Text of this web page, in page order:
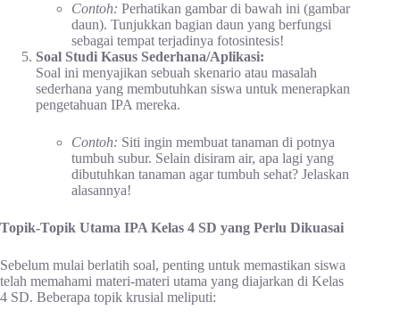
Contoh: Perhatikan gambar di bawah ini (gambar
daun). Tunjukkan bagian daun yang berfungsi
sebagai tempat terjadinya fotosintesis!
Soal Studi Kasus Sederhana/Aplikasi:
Soal ini menyajikan sebuah skenario atau masalah
sederhana yang membutuhkan siswa untuk menerapkan
pengetahuan IPA mereka.
Contoh: Siti ingin membuat tanaman di potnya
tumbuh subur. Selain disiram air, apa lagi yang
dibutuhkan tanaman agar tumbuh sehat? Jelaskan
alasannya!
Topik-Topik Utama IPA Kelas 4 SD yang Perlu Dikuasai
Sebelum mulai berlatih soal, penting untuk memastikan siswa
telah memahami materi-materi utama yang diajarkan di Kelas
4 SD. Beberapa topik krusial meliputi: